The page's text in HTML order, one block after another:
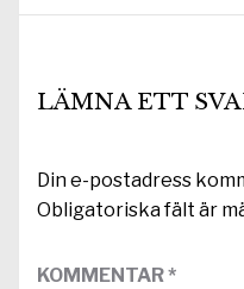
LÄMNA ETT
Din e-postadress
Obligatoriska fält är
KOMMENTAR*